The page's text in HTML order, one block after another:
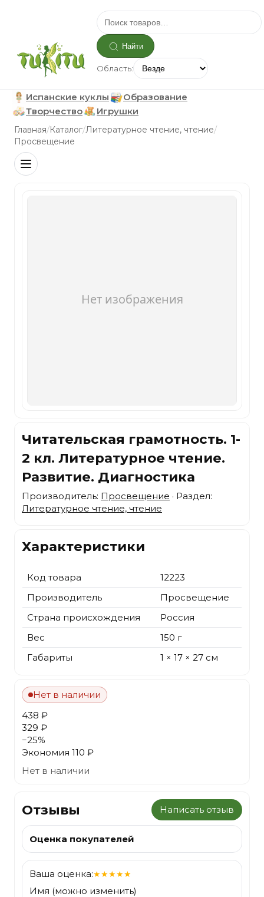
Найти
Область:
Испанские куклы
Образование
Творчество
Игрушки
Главная/Каталог/Литературное чтение, чтение/
Просвещение
Читательская грамотность. 1-
2 кл. Литературное чтение.
Развитие. Диагностика
Производитель: Просвещение · Раздел:
Литературное чтение, чтение
Характеристики
Код товара
12223
Производитель
Просвещение
Страна происхождения
Россия
Вес
150 г
Габариты
1 × 17 × 27 см
Нет в наличии
438 ₽
329 ₽
−25%
Экономия 110 ₽
Нет в наличии
Отзывы Написать отзыв
Оценка покупателей
Ваша оценка:★★★★★
Имя (можно изменить)